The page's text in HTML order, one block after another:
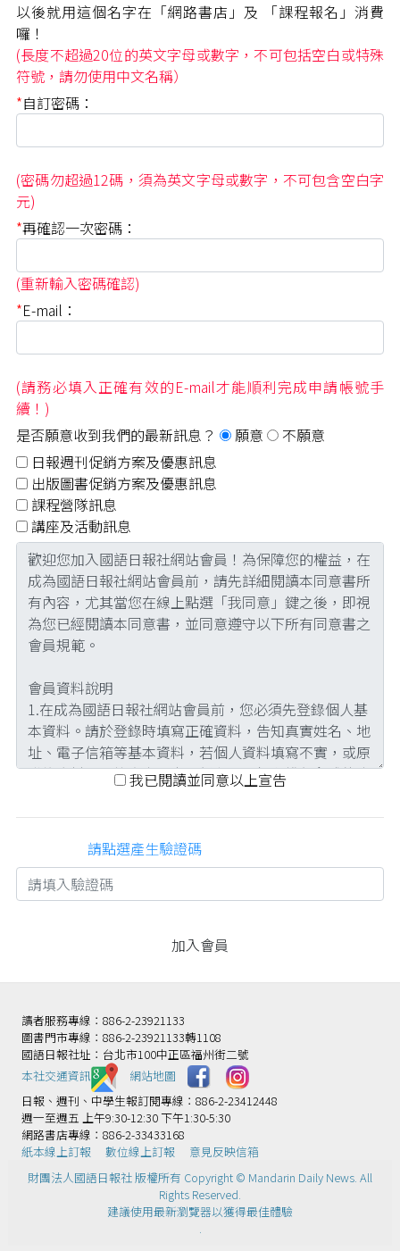
以後就用這個名字在 「網路書店」及 「課程報名」 消費
囉！
(長度不超過20位的英文字母或數字，不可包括空白或特殊
符號，請勿使用中文名稱）
*自訂密碼：
(密碼勿超過12碼，須為英文字母或數字，不可包含空白字
元)
*再確認一次密碼：
(重新輸入密碼確認)
*E-mail：
(請務必填入正確有效的E-mail才能順利完成申請帳號手
續！)
是否願意收到我們的最新訊息？
願意
不願意
日報週刊促銷方案及優惠訊息
出版圖書促銷方案及優惠訊息
課程營隊訊息
講座及活動訊息
我已閱讀並同意以上宣告
請點選產生驗證碼
讀者服務專線：886-2-23921133
圖書門市專線：886-2-23921133轉1108
國語日報社址：台北市100中正區福州街二號
本社交通資訊️
網站地圖
日報、週刊、中學生報訂閱專線：886-2-23412448
週一至週五 上午9:30-12:30 下午1:30-5:30
網路書店專線：886-2-33433168
紙本線上訂報
數位線上訂報
意見反映信箱
財團法人國語日報社 版權所有 Copyright © Mandarin Daily News. All
Rights Reserved.
建議使用最新瀏覽器以獲得最佳體驗
.